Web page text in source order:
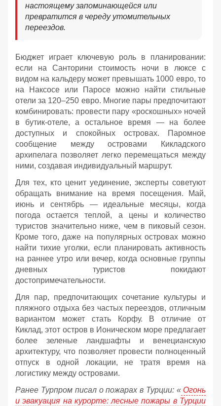
настоящему запоминающейся или
превратится в череду утомительных
переездов.
Бюджет играет ключевую роль в планировании:
если на Санторини стоимость ночи в люксе с
видом на кальдеру может превышать 1000 евро, то
на Наксосе или Паросе можно найти стильные
отели за 120–250 евро. Многие пары предпочитают
комбинировать: провести пару «роскошных» ночей
в бутик-отеле, а остальное время — на более
доступных и спокойных островах. Паромное
сообщение между островами Кикладского
архипелага позволяет легко перемещаться между
ними, создавая индивидуальный маршрут.
Для тех, кто ценит уединение, эксперты советуют
обращать внимание на время посещения. Май,
июнь и сентябрь — идеальные месяцы, когда
погода остается теплой, а цены и количество
туристов значительно ниже, чем в пиковый сезон.
Кроме того, даже на популярных островах можно
найти тихие уголки, если планировать активность
на раннее утро или вечер, когда основные группы
дневных туристов покидают
достопримечательности.
Для пар, предпочитающих сочетание культуры и
пляжного отдыха без частых переездов, отличным
вариантом может стать Корфу. В отличие от
Киклад, этот остров в Ионическом море предлагает
более зеленые ландшафты и венецианскую
архитектуру, что позволяет провести полноценный
отпуск в одной локации, не тратя время на
логистику между островами.
Ранее Турпром писал о пожарах в Турции: « Огонь
и эвакуация на курорте: лесные пожары в Турции